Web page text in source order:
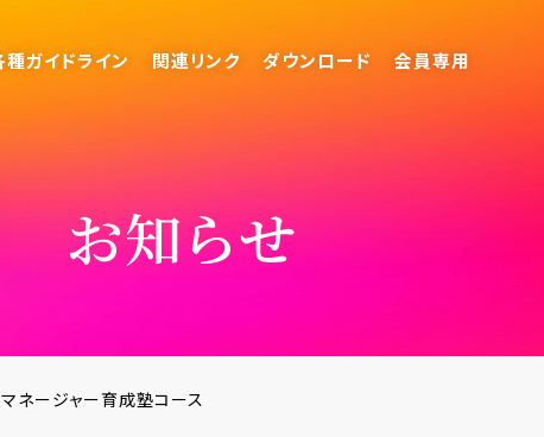
種ガイドライン 関連リンク ダウンロード 会員専用
お知らせ
ネージャー育成塾コース